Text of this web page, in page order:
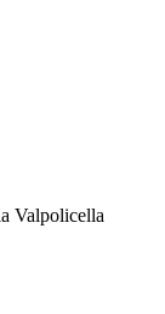
Valpolicella